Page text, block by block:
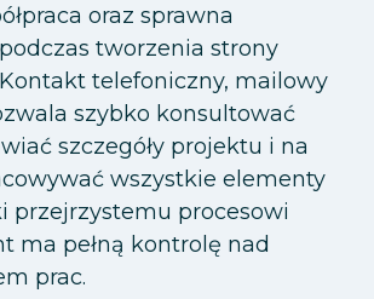
oraz sprawna
tworzenia strony
telefoniczny, mailowy
szybko konsultować
szczegóły projektu i na
wszystkie elementy
przejrzystemu procesowi
ma pełną kontrolę nad
prac.